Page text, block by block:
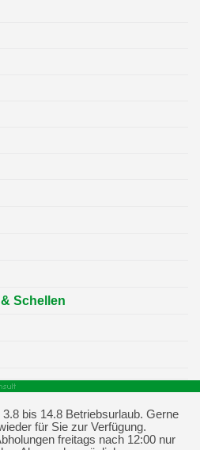
Schellen
bis 14.8 Betriebsurlaub. Gerne
für Sie zur Verfügung.
freitags nach 12:00 nur